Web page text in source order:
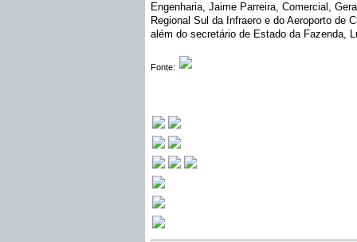
Engenharia, Jaime Parreira, Comercial,
Regional Sul da Infraero e do Aeroporto de
além do secretário de Estado da Fazenda,
Fonte: